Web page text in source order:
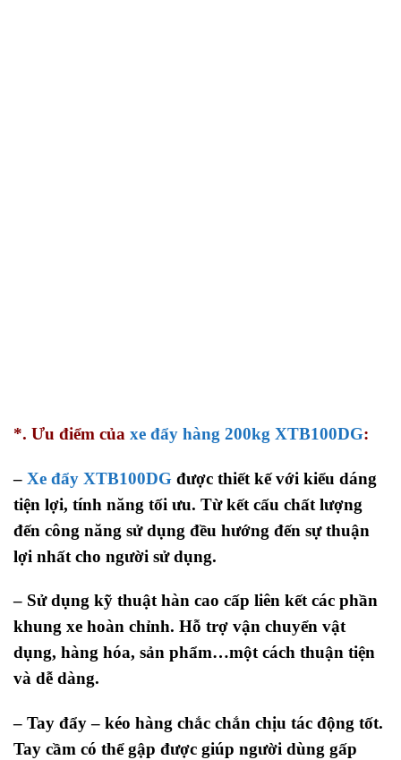
*. Ưu điểm của xe đẩy hàng 200kg XTB100DG:
– Xe đẩy XTB100DG được thiết kế với kiểu dáng
tiện lợi, tính năng tối ưu. Từ kết cấu chất lượng
đến công năng sử dụng đều hướng đến sự thuận
lợi nhất cho người sử dụng.
– Sử dụng kỹ thuật hàn cao cấp liên kết các phần
khung xe hoàn chỉnh. Hỗ trợ vận chuyển vật
dụng, hàng hóa, sản phẩm…một cách thuận tiện
và dễ dàng.
– Tay đẩy – kéo hàng chắc chắn chịu tác động tốt.
Tay cầm có thể gập được giúp người dùng gấp